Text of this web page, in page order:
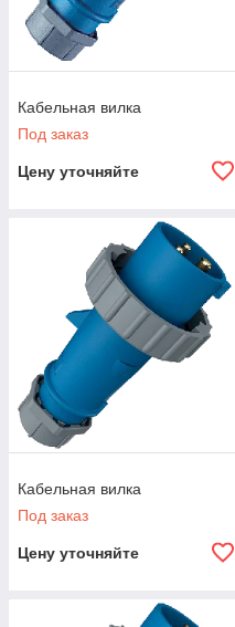
Кабельная вилка
Под заказ
Цену уточняйте
Кабельная вилка
Под заказ
Цену уточняйте